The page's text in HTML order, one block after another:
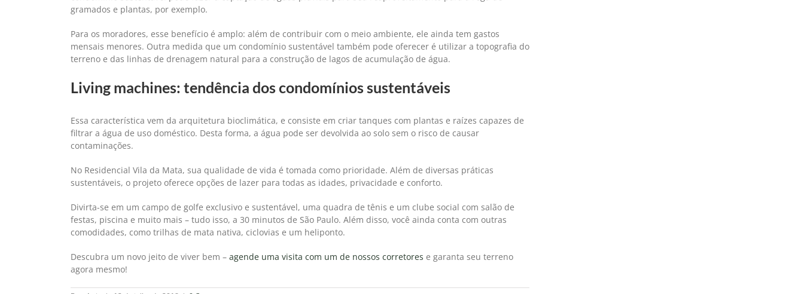
gramados e plantas, por exemplo.
Para os moradores, esse benefício é amplo: além de contribuir com o meio ambiente, ele ainda tem gastos
mensais menores. Outra medida que um condomínio sustentável também pode oferecer é utilizar a topografia do
terreno e das linhas de drenagem natural para a construção de lagos de acumulação de água.
Living machines: tendência dos condomínios sustentáveis
Essa característica vem da arquitetura bioclimática, e consiste em criar tanques com plantas e raízes capazes de
filtrar a água de uso doméstico. Desta forma, a água pode ser devolvida ao solo sem o risco de causar
contaminações.
No Residencial Vila da Mata, sua qualidade de vida é tomada como prioridade. Além de diversas práticas
sustentáveis, o projeto oferece opções de lazer para todas as idades, privacidade e conforto.
Divirta-se em um campo de golfe exclusivo e sustentável, uma quadra de tênis e um clube social com salão de
festas, piscina e muito mais – tudo isso, a 30 minutos de São Paulo. Além disso, você ainda conta com outras
comodidades, como trilhas de mata nativa, ciclovias e um heliponto.
Descubra um novo jeito de viver bem – agende uma visita com um de nossos corretores e garanta seu terreno
agora mesmo!